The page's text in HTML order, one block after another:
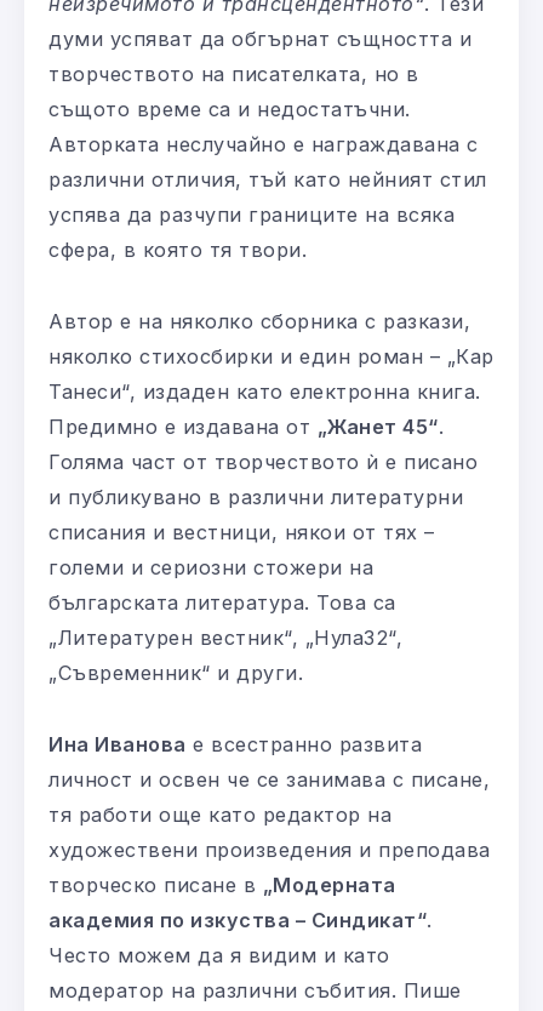
думи успяват да обгърнат същността и
творчеството на писателката, но в
същото време са и недостатъчни.
Авторката неслучайно е награждавана с
различни отличия, тъй като нейният стил
успява да разчупи границите на всяка
сфера, в която тя твори.
Автор е на няколко сборника с разкази,
няколко стихосбирки и един роман – „Кар
Танеси“, издаден като електронна книга.
Предимно е издавана от „Жанет 45“.
Голяма част от творчеството ѝ е писано
и публикувано в различни литературни
списания и вестници, някои от тях –
големи и сериозни стожери на
българската литература. Това са
„Литературен вестник“, „Нула32“,
„Съвременник“ и други.
Ина Иванова е всестранно развита
личност и освен че се занимава с писане,
тя работи още като редактор на
художествени произведения и преподава
творческо писане в „Модерната
академия по изкуства – Синдикат“.
Често можем да я видим и като
модератор на различни събития. Пише